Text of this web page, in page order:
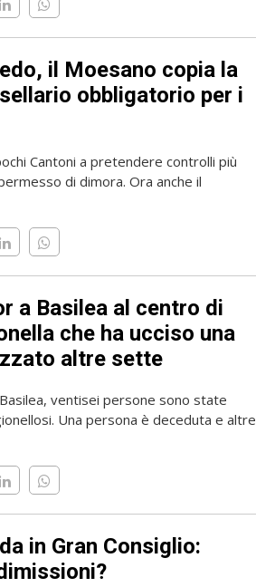
il Moesano copia la
obbligatorio per i
Cantoni a pretendere controlli più
di dimora. Ora anche il
a Basilea al centro di
che ha ucciso una
altre sette
ventisei persone sono state
Una persona è deceduta e altre
in Gran Consiglio: